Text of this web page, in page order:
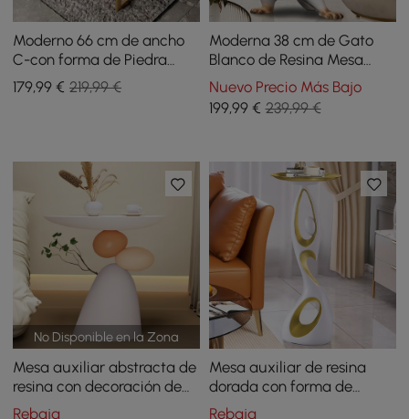
Moderno 66 cm de ancho
C-con forma de Piedra
Sinterizada Mesa auxiliar
con Acabado Dorado
179,99 € 219,99 €
Moderna 38 cm de Gato
Blanco de Resina Mesa
Auxiliar con Bandeja
Superior Dorada
Nuevo Precio Más Bajo
199,99€ 239,99 €
No Disponible en la Zona
Mesa auxiliar abstracta de
resina con decoración de
arte vegetal
Rebaja
Mesa auxiliar de resina
dorada con forma de
figura artística con
Rebaja